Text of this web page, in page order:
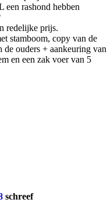
rashond hebben
redelijke prijs.
stamboom, copy van de
ouders + aankeuring van
en een zak voer van 5
schreef